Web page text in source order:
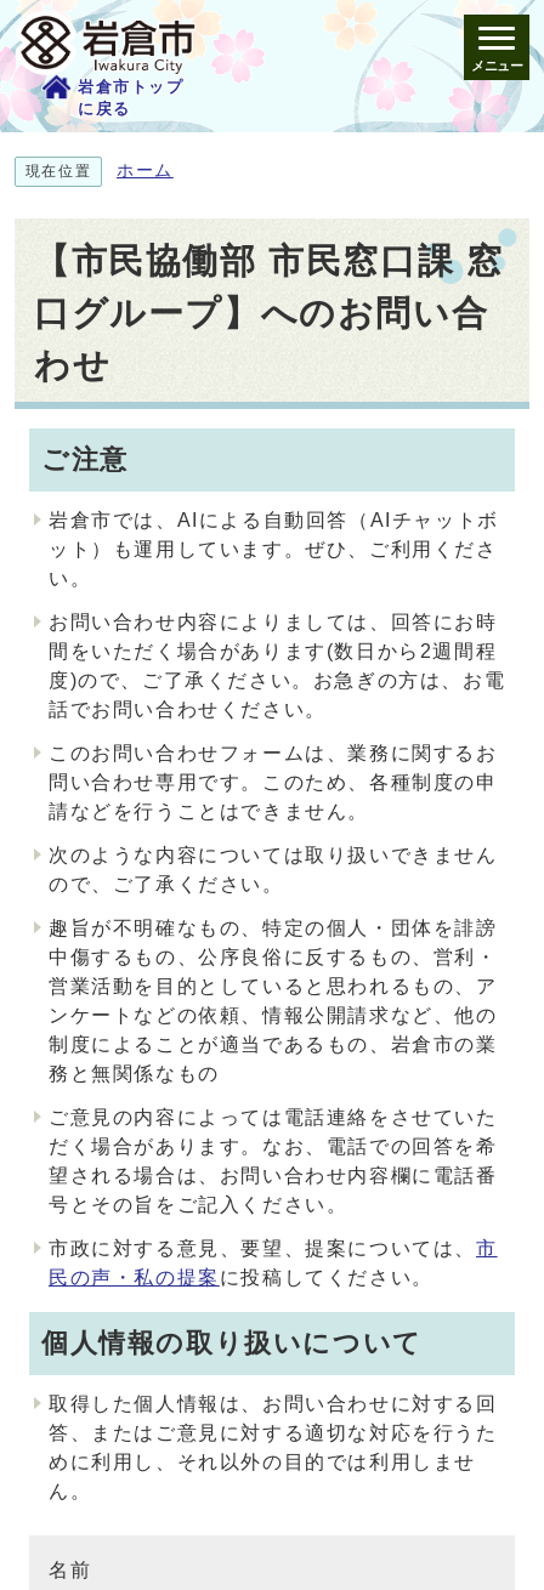
岩倉市トップ
に戻る
メニュー
現在位置 ホーム
【市民協働部 市民窓口課 窓
口グループ】へのお問い合
わせ
ご注意
岩倉市では、AIによる自動回答（AIチャットボ
ット）も運用しています。ぜひ、ご利用くださ
い。
お問い合わせ内容によりましては、回答にお時
間をいただく場合があります(数日から2週間程
度)ので、ご了承ください。お急ぎの方は、お電
話でお問い合わせください。
このお問い合わせフォームは、業務に関するお
問い合わせ専用です。このため、各種制度の申
請などを行うことはできません。
次のような内容については取り扱いできません
ので、ご了承ください。
趣旨が不明確なもの、特定の個人・団体を誹謗
中傷するもの、公序良俗に反するもの、営利・
営業活動を目的としていると思われるもの、ア
ンケートなどの依頼、情報公開請求など、他の
制度によることが適当であるもの、岩倉市の業
務と無関係なもの
ご意見の内容によっては電話連絡をさせていた
だく場合があります。なお、電話での回答を希
望される場合は、お問い合わせ内容欄に電話番
号とその旨をご記入ください。
市政に対する意見、要望、提案については、 市
民の声・私の提案 に投稿してください。
個人情報の取り扱いについて
取得した個人情報は、お問い合わせに対する回
答、またはご意見に対する適切な対応を行うた
めに利用し、それ以外の目的では利用しませ
ん。
名前